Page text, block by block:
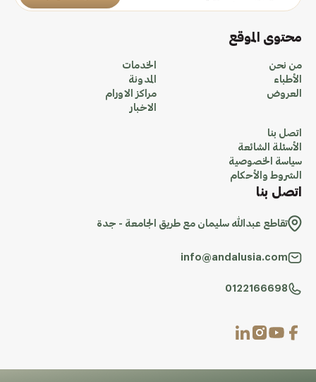
محتوى الموقع
من نحن
الأطباء
العروض
الخدمات
المدونة
مراكز الاورام
الاخبار
اتصل بنا
الأسئلة الشائعة
سياسة الخصوصية
الشروط والأحكام
اتصل بنا
تقاطع عبدالله سليمان مع طريق الجامعة - جدة
info@andalusia.com
0122166698